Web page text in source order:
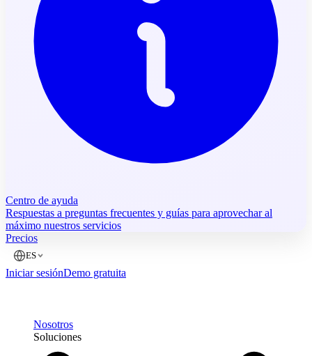
Centro de ayuda
Respuestas a preguntas frecuentes y guías para aprovechar al
máximo nuestros servicios
Precios
ES
Iniciar sesiónDemo gratuita
Nosotros
Soluciones